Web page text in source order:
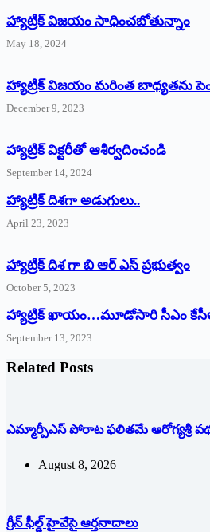
హ్యాట్రిక్‌ విజయం సాధించబోతున్నాం
May 18, 2024
హ్యాట్రిక్ విజయం మరింత బాధ్యతను
December 9, 2023
హ్యాట్రిక్‌ ‌విక్టరీతో ఆశీర్వదించండి
September 14, 2024
‌హ్యాట్రిక్‌ ‌దిశగా అడుగులు..
April 23, 2023
హ్యాట్రిక్ దిశ గా బి ఆర్ ఎస్ ప్రభుత్వం
October 5, 2023
హ్యాట్రిక్‌ ‌ఖాయం…మూడోసారి సీఎం
September 13, 2023
Related Posts
ఎమ్మార్పీఎస్ పోరాట ఫలితమే ఆరోగ్యశ్రీ
August 8, 2026
గ్రీన్ ఫీల్డ్ హైవేపై ఆర్తనాదాలు